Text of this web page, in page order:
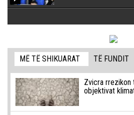
MË TË SHIKUARAT TË FUNDIT
Zvicra
objektivat